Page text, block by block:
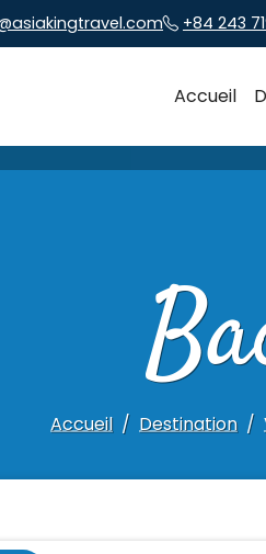
+84 243
Accueil
Accueil Destination